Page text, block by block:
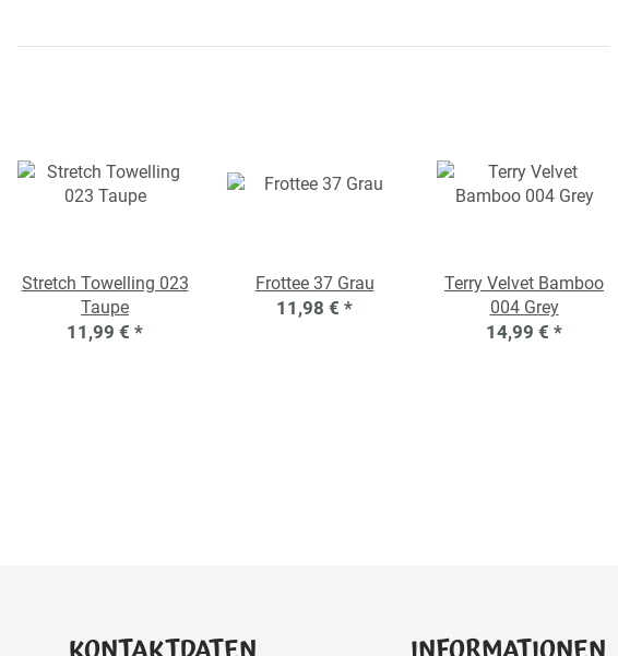
Stretch Towelling 023
Taupe
11,99 € *
Frottee 37 Grau
11,98 € *
Terry Velvet Bamboo
004 Grey
14,99 € *